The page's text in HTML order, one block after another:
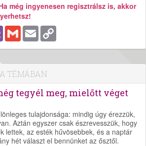
még ingyenesen regisztrálsz is, akkor
Viber Gmail Email
TÉMÁBAN
tegyél meg, mielőtt véget
tulajdonsága: mindig úgy érezzük,
Aztán egyszer csak észrevesszük, hogy
lettek, az esték hűvösebbek, és a naptár
hét választ el bennünket az ősztől.